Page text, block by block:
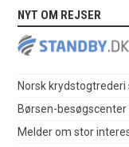
NYT OM REJSER
Norsk
Børsen-
Melder om stor